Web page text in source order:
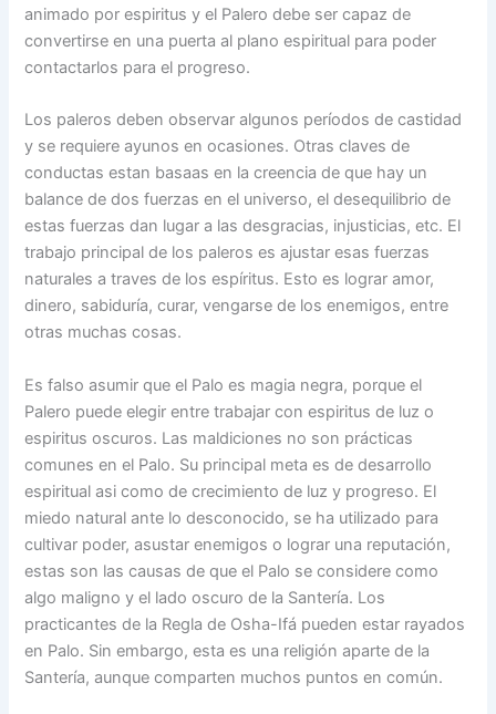
animado por espiritus y el Palero debe ser capaz de
convertirse en una puerta al plano espiritual para poder
contactarlos para el progreso.
Los paleros deben observar algunos períodos de castidad
y se requiere ayunos en ocasiones. Otras claves de
conductas estan basaas en la creencia de que hay un
balance de dos fuerzas en el universo, el desequilibrio de
estas fuerzas dan lugar a las desgracias, injusticias, etc. El
trabajo principal de los paleros es ajustar esas fuerzas
naturales a traves de los espíritus. Esto es lograr amor,
dinero, sabiduría, curar, vengarse de los enemigos, entre
otras muchas cosas.
Es falso asumir que el Palo es magia negra, porque el
Palero puede elegir entre trabajar con espiritus de luz o
espiritus oscuros. Las maldiciones no son prácticas
comunes en el Palo. Su principal meta es de desarrollo
espiritual asi como de crecimiento de luz y progreso. El
miedo natural ante lo desconocido, se ha utilizado para
cultivar poder, asustar enemigos o lograr una reputación,
estas son las causas de que el Palo se considere como
algo maligno y el lado oscuro de la Santería. Los
practicantes de la Regla de Osha-Ifá pueden estar rayados
en Palo. Sin embargo, esta es una religión aparte de la
Santería, aunque comparten muchos puntos en común.